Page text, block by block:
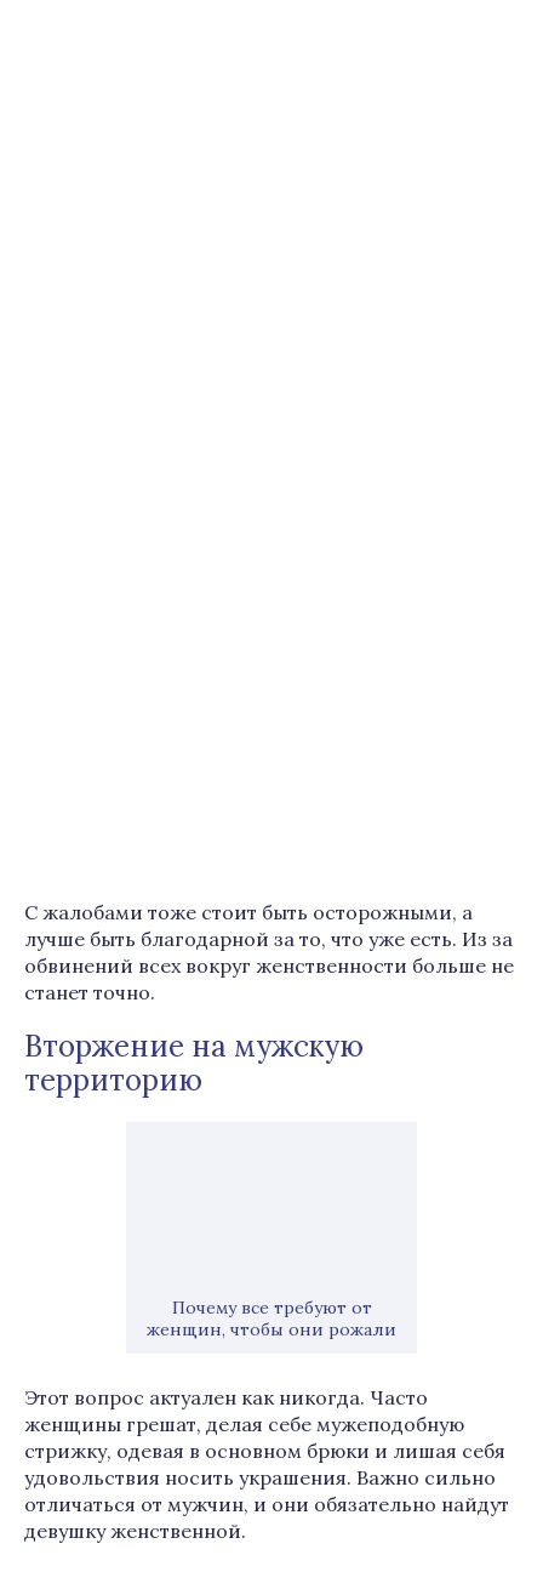
С жалобами тоже стоит быть осторожными, а
лучше быть благодарной за то, что уже есть. Из за
обвинений всех вокруг женственности больше не
станет точно.
Вторжение на мужскую
территорию
Почему все требуют от
женщин, чтобы они рожали
Этот вопрос актуален как никогда. Часто
женщины грешат, делая себе мужеподобную
стрижку, одевая в основном брюки и лишая себя
удовольствия носить украшения. Важно сильно
отличаться от мужчин, и они обязательно найдут
девушку женственной.